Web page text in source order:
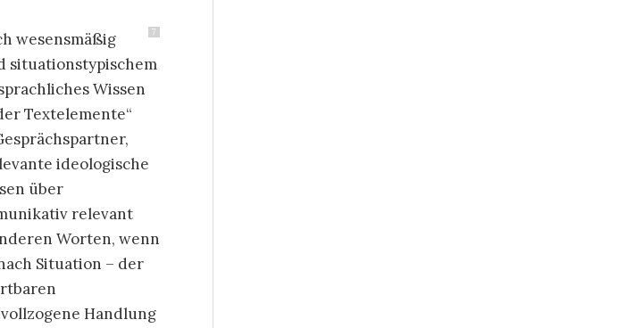
7
wesensmäßig
situationstypischem
Wissen
Textelemente“
ideologische
über
relevant
Worten, wenn
Situation – der
Handlung